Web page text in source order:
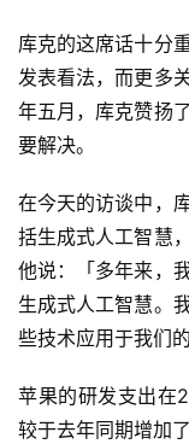
库克的这席话十分
发表看法，而更多
年五月，库克赞扬
要解决。
在今天的访谈中，
括生成式人工智慧
他说：「多年来，
生成式人工智慧。
些技术应用于我们
苹果的研发支出在
较于去年同期增加